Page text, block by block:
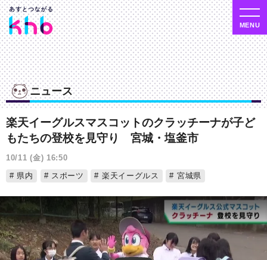
ニュース
楽天イーグルスマスコットのクラッチーナが子ど
もたちの登校を見守り 宮城・塩釜市
10/11 (金) 16:50
県内
スポーツ 楽天イーグルス 宮城県